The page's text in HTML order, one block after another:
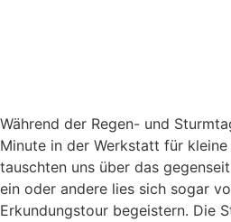
Während der Regen- und
Minute in der Werkstatt für
tauschten uns über das
ein oder andere lies sich sogar
Erkundungstour begeistern. Die